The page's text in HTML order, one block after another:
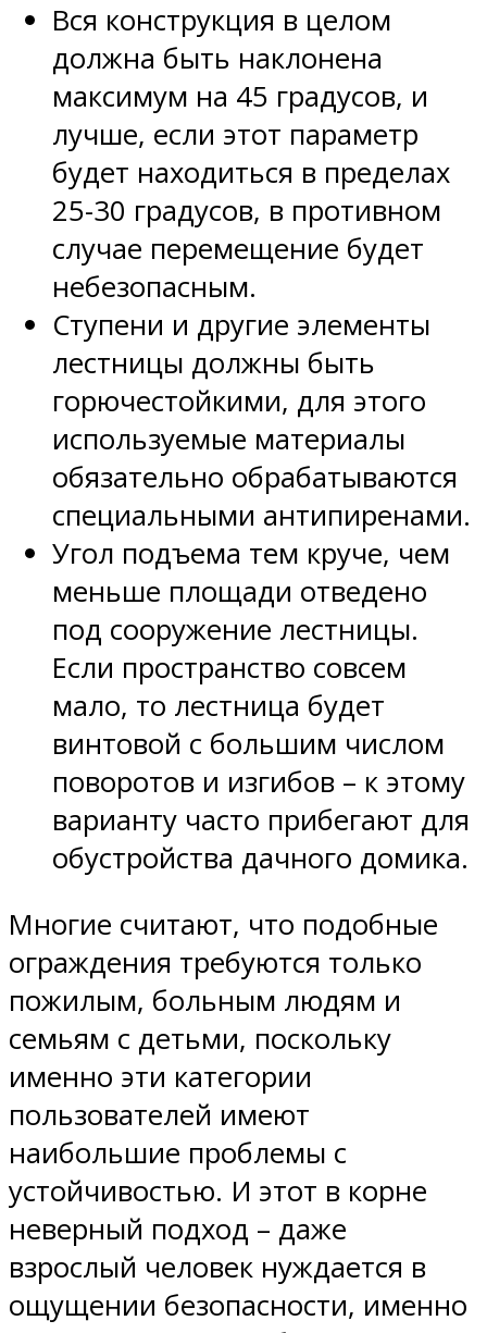
Вся конструкция в целом
должна быть наклонена
максимум на 45 градусов, и
лучше, если этот параметр
будет находиться в пределах
25-30 градусов, в противном
случае перемещение будет
небезопасным.
Ступени и другие элементы
лестницы должны быть
горючестойкими, для этого
используемые материалы
обязательно обрабатываются
специальными антипиренами.
Угол подъема тем круче, чем
меньше площади отведено
под сооружение лестницы.
Если пространство совсем
мало, то лестница будет
винтовой с большим числом
поворотов и изгибов – к этому
варианту часто прибегают для
обустройства дачного домика.
Многие считают, что подобные
ограждения требуются только
пожилым, больным людям и
семьям с детьми, поскольку
именно эти категории
пользователей имеют
наибольшие проблемы с
устойчивостью. И этот в корне
неверный подход – даже
взрослый человек нуждается в
ощущении безопасности, именно